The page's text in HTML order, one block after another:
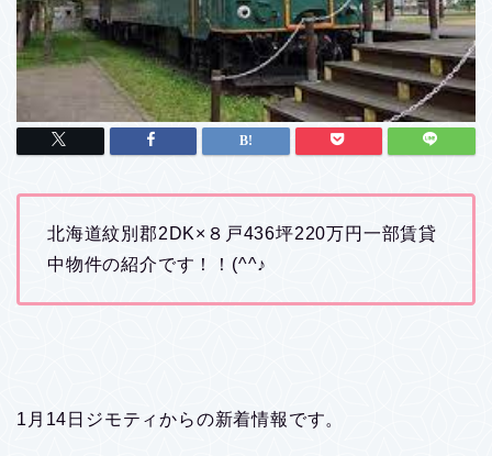
北海道紋別郡2DK×８戸436坪220万円一部賃貸
中物件の紹介です！！(^^♪
1月14日ジモティからの新着情報です。